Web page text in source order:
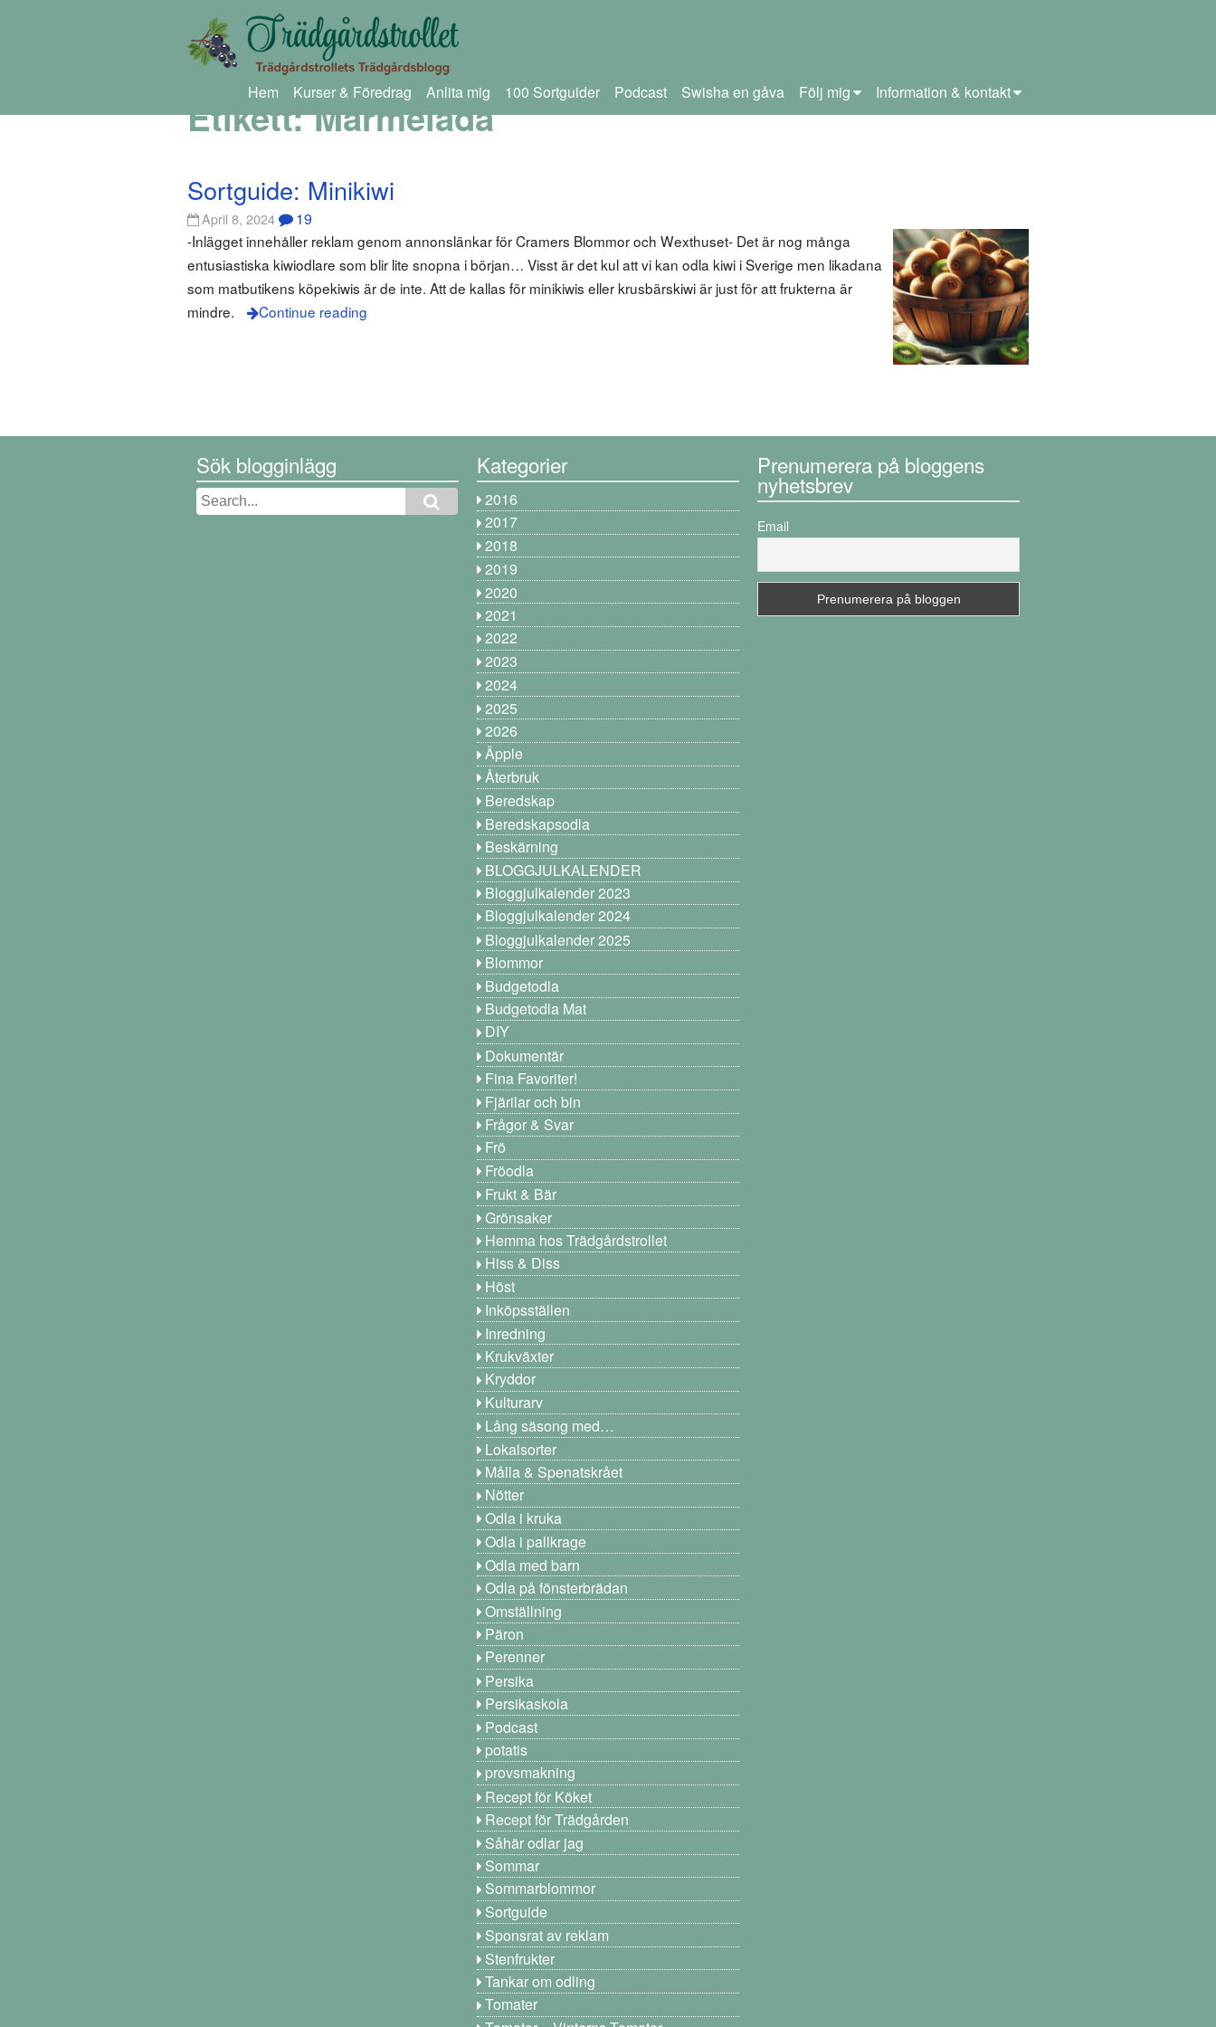
Hem Kurser & Föredrag Anlita mig 100 Sortguider Podcast Swisha en gåva Följ mig Information & kontakt
Etikett:Marmelada
Sortguide: Minikiwi
April 8, 2024 19
-Inlägget innehåller reklam genom annonslänkar för Cramers Blommor och Wexthuset- Det är nog många
entusiastiska kiwiodlare som blir lite snopna i början… Visst är det kul att vi kan odla kiwi i Sverige men likadana
som matbutikens köpekiwis är de inte. Att de kallas för minikiwis eller krusbärskiwi är just för att frukterna är
mindre.
Continue reading
Sök blogginlägg Kategorier
2016
2017
2018
2019
2020
2021
2022
2023
2024
2025
2026
Äpple
Återbruk
Beredskap
Beredskapsodla
Beskärning
BLOGGJULKALENDER
Bloggjulkalender 2023
Bloggjulkalender 2024
Bloggjulkalender 2025
Blommor
Budgetodla
Budgetodla Mat
DIY
Dokumentär
Fina Favoriter!
Fjärilar och bin
Frågor & Svar
Frö
Fröodla
Frukt & Bär
Grönsaker
Hemma hos Trädgårdstrollet
Hiss & Diss
Höst
Inköpsställen
Inredning
Krukväxter
Kryddor
Kulturarv
Lång säsong med…
Lokalsorter
Målla & Spenatskrået
Nötter
Odla i kruka
Odla i pallkrage
Odla med barn
Odla på fönsterbrädan
Omställning
Päron
Perenner
Persika
Persikaskola
Podcast
potatis
provsmakning
Recept för Köket
Recept för Trädgården
Såhär odlar jag
Sommar
Sommarblommor
Sortguide
Sponsrat av reklam
Stenfrukter
Tankar om odling
Tomater
Prenumerera på bloggens
nyhetsbrev
Email